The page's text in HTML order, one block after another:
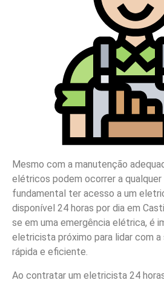
Mesmo com a manutenção
elétricos podem ocorrer a
fundamental ter acesso a um
disponível 24 horas por dia em
se em uma emergência elétrica, é
eletricista próximo para lidar com
rápida e eficiente.
Ao contratar um eletricista 24